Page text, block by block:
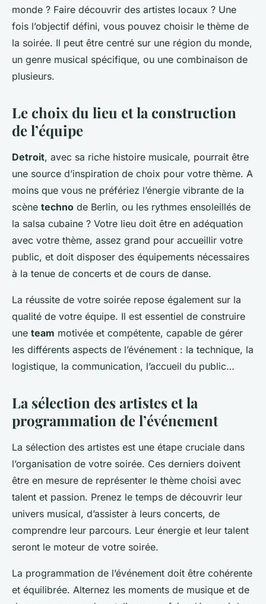
monde ? Faire découvrir des artistes locaux ? Une
fois l’objectif défini, vous pouvez choisir le thème de
la soirée. Il peut être centré sur une région du monde,
un genre musical spécifique, ou une combinaison de
plusieurs.
Le choix du lieu et la construction
de l’équipe
Detroit, avec sa riche histoire musicale, pourrait être
une source d’inspiration de choix pour votre thème. A
moins que vous ne préfériez l’énergie vibrante de la
scène techno de Berlin, ou les rythmes ensoleillés de
la salsa cubaine ? Votre lieu doit être en adéquation
avec votre thème, assez grand pour accueillir votre
public, et doit disposer des équipements nécessaires
à la tenue de concerts et de cours de danse.
La réussite de votre soirée repose également sur la
qualité de votre équipe. Il est essentiel de construire
une team motivée et compétente, capable de gérer
les différents aspects de l’événement : la technique, la
logistique, la communication, l’accueil du public…
La sélection des artistes et la
programmation de l’événement
La sélection des artistes est une étape cruciale dans
l’organisation de votre soirée. Ces derniers doivent
être en mesure de représenter le thème choisi avec
talent et passion. Prenez le temps de découvrir leur
univers musical, d’assister à leurs concerts, de
comprendre leur parcours. Leur énergie et leur talent
seront le moteur de votre soirée.
La programmation de l’événement doit être cohérente
et équilibrée. Alternez les moments de musique et de